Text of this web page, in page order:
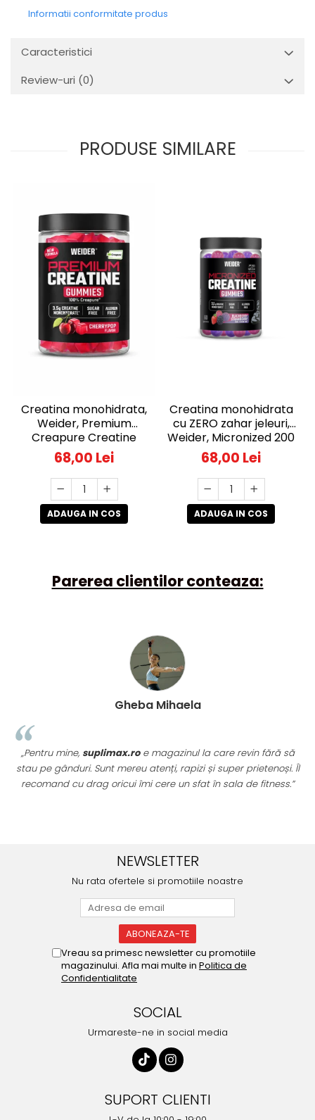
Informatii conformitate produs
Caracteristici
Review-uri (0)
PRODUSE SIMILARE
Creatina monohidrata,
Weider, Premium
Creapure Creatine
Gummies, Cherry Pop,
60 de jeleuri
68,00 Lei
ADAUGA IN COS
Creatina monohidrata
cu ZERO zahar jeleuri,
Weider, Micronized 200
Mesh Creatine
Gummies, Blackberry
Strawberry, 60 de jeleuri
68,00 Lei
ADAUGA IN COS
Parerea clientilor conteaza:
Gheba Mihaela
„Pentru mine, suplimax.roe magazinul la care revin fără să
stau pe gânduri. Sunt mereu atenți, rapizi și super prietenoși. Îl
recomand cu drag oricui îmi cere un sfat în sala de fitness.”
NEWSLETTER
Nu rata ofertele si promotiile noastre
Vreau sa primesc newsletter cu promotiile
magazinului. Afla mai multe in Politica de
Confidentialitate
SOCIAL
Urmareste-ne in social media
SUPORT CLIENTI